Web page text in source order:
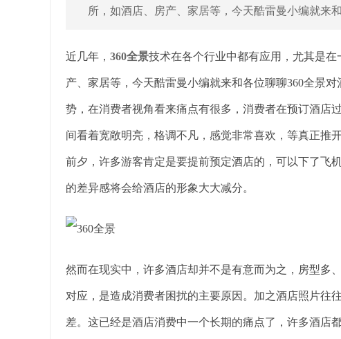
所，如酒店、房产、家居等，今天酷雷曼小编就来
近几年， 360全景技术在各个行业中都有应用，尤其是
产、家居等，今天酷雷曼小编就来和各位聊聊360全景
势，在消费者视角看来痛点有很多，消费者在预订酒店
间看着宽敞明亮，格调不凡，感觉非常喜欢，等真正推
前夕，许多游客肯定是要提前预定酒店的，可以下了飞
的差异感将会给酒店的形象大大减分。
然而在现实中，许多酒店却并不是有意而为之，房型多
对应，是造成消费者困扰的主要原因。加之酒店照片往
差。这已经是酒店消费中一个长期的痛点了，许多酒店